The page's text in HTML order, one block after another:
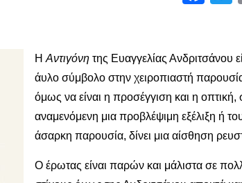
Η Αντιγόνη της Ευαγγελίας Ανδριτσάνου
άυλο σύμβολο στην χειροπιαστή
όμως να είναι η προσέγγιση και η
αναμενόμενη μια προβλέψιμη εξέλιξη ή
άσαρκη παρουσία, δίνει μια αίσθηση
Ο έρωτας είναι παρών και μάλιστα σε